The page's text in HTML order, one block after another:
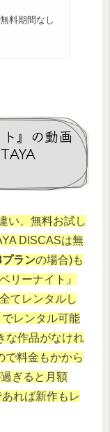
無料期間なし
』の動画
い、無料お試し
DISCASは無
ランの場合)も
リーナイト』
てレンタルし
レンタル可能
な作品がなけれ
で料金もかから
ぎると月額
れば新作もレ